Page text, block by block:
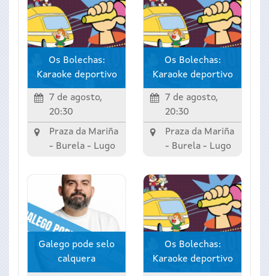
Os Bolechas:
Karaoke deportivo
7 de agosto,
20:30
Praza da Mariña
- Burela - Lugo
Os Bolechas:
Karaoke deportivo
7 de agosto,
20:30
Praza da Mariña
- Burela - Lugo
Galego pode selo
calquera
Os Bolechas:
Karaoke deportivo